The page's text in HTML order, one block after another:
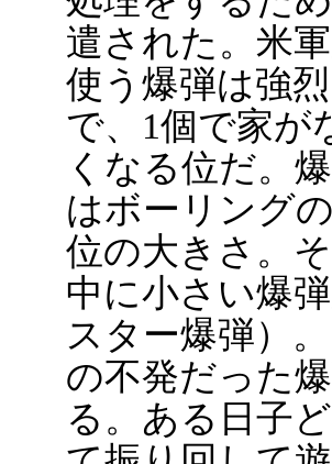
遣された。米
使う爆弾は強烈
で、1個で家が
くなる位だ。
はボーリング
位の大きさ。
中に小さい爆
スター爆弾）
の不発だった
る。ある日子